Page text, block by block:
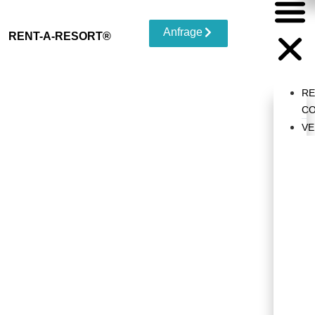
RENT-A-RESORT® Anfrage